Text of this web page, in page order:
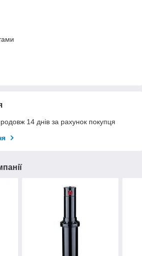
14 днів за рахунок покупця